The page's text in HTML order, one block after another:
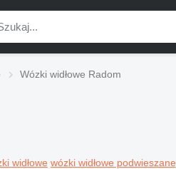
Wózki widłowe Radom
widłowe wózki widłowe podwieszane